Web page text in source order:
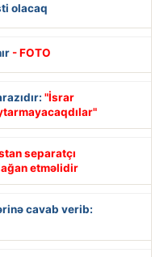
olacaq
- FOTO
"İsrar
separatçı
etməlidir
cavab verib: